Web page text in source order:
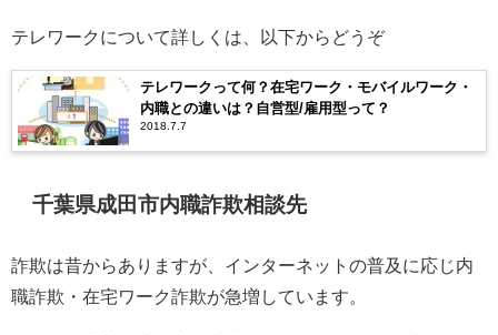
テレワークについて詳しくは、以下からどうぞ
テレワークって何？在宅ワーク・モバイルワーク・
内職との違いは？自営型/雇用型って？
2018.7.7
千葉県成田市内職詐欺相談先
詐欺は昔からありますが、インターネットの普及に応じ内
職詐欺・在宅ワーク詐欺が急増しています。